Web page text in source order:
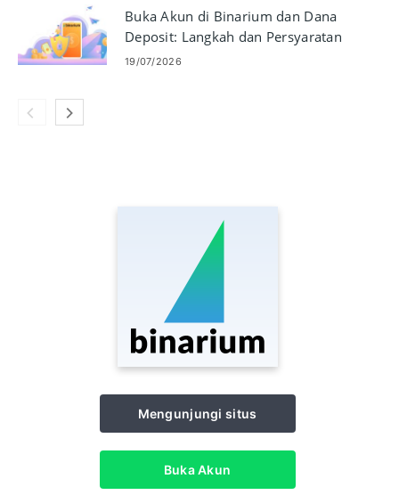
Buka Akun di Binarium dan Dana
Deposit: Langkah dan Persyaratan
19/07/2026
Mengunjungi situs
Buka Akun